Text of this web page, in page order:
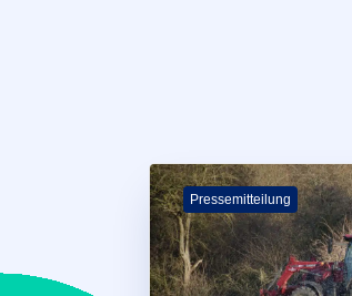
Pressemitteilung